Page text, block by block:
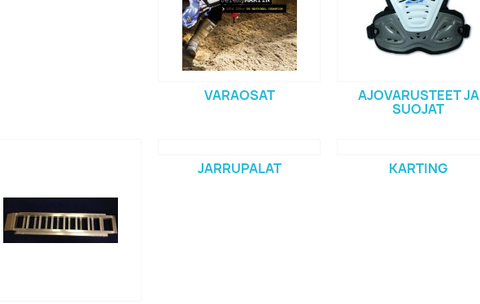
VARAOSAT AJOVARUSTEET JA
SUOJAT
JARRUPALAT KARTING